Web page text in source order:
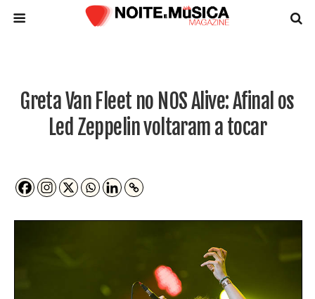
Greta Van Fleet no NOS Alive: Afinal os
Led Zeppelin voltaram a tocar